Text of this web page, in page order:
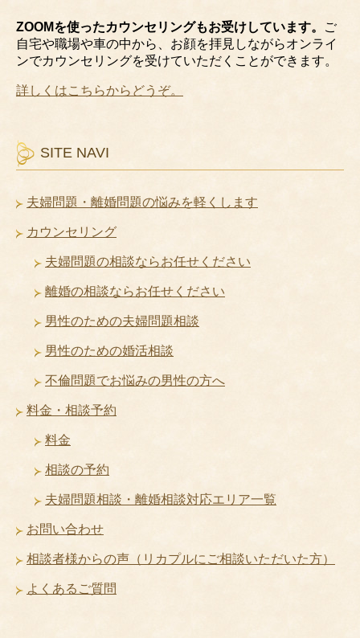
ZOOMを使ったカウンセリングもお受けしています。
ご
自宅や職場や車の中から、お顔を拝見しながらオンライ
ンでカウンセリングを受けていただくことができます。
詳しくはこちらからどうぞ。
SITE NAVI
夫婦問題・離婚問題の悩みを軽くします
カウンセリング
夫婦問題の相談ならお任せください
離婚の相談ならお任せください
男性のための夫婦問題相談
男性のための婚活相談
不倫問題でお悩みの男性の方へ
料金・相談予約
料金
相談の予約
夫婦問題相談・離婚相談対応エリア一覧
お問い合わせ
相談者様からの声（リカプルにご相談いただいた方）
よくあるご質問